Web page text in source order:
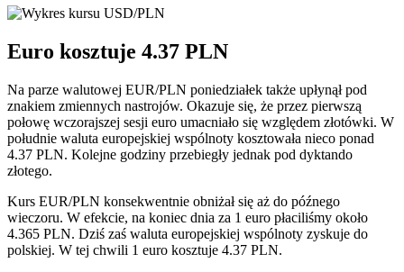
Euro kosztuje 4.37 PLN
Na parze walutowej EUR/PLN poniedziałek także upłynął pod
znakiem zmiennych nastrojów. Okazuje się, że przez pierwszą
połowę wczorajszej sesji euro umacniało się względem złotówki. W
południe waluta europejskiej wspólnoty kosztowała nieco ponad
4.37 PLN. Kolejne godziny przebiegły jednak pod dyktando
złotego.
Kurs EUR/PLN konsekwentnie obniżał się aż do późnego
wieczoru. W efekcie, na koniec dnia za 1 euro płaciliśmy około
4.365 PLN. Dziś zaś waluta europejskiej wspólnoty zyskuje do
polskiej. W tej chwili 1 euro kosztuje 4.37 PLN.